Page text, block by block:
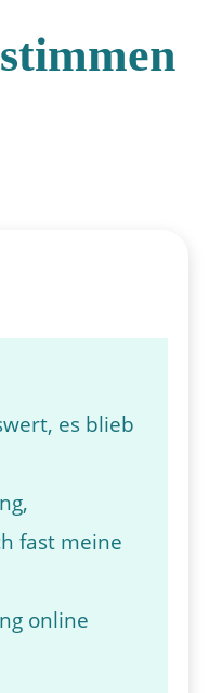
es blieb
fast meine
online